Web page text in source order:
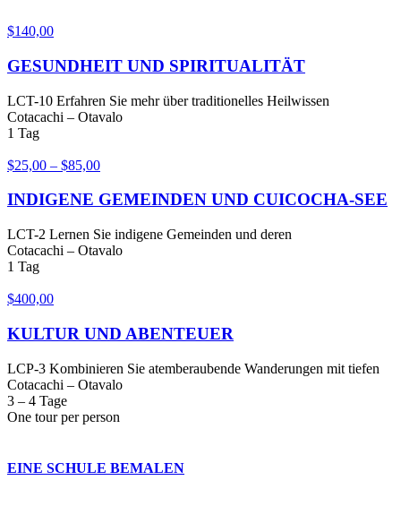
$140,00
GESUNDHEIT UND SPIRITUALITÄT
LCT-10 Erfahren Sie mehr über traditionelles Heilwissen
Cotacachi – Otavalo
1 Tag
$25,00 – $85,00
INDIGENE GEMEINDEN UND CUICOCHA-SEE
LCT-2 Lernen Sie indigene Gemeinden und deren
Cotacachi – Otavalo
1 Tag
$400,00
KULTUR UND ABENTEUER
LCP-3 Kombinieren Sie atemberaubende Wanderungen mit tiefen
Cotacachi – Otavalo
3 – 4 Tage
One tour per person
EINE SCHULE BEMALEN